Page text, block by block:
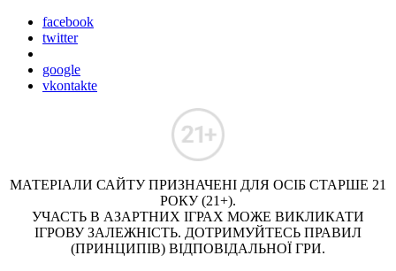
facebook
twitter
google
vkontakte
МАТЕРІАЛИ САЙТУ ПРИЗНАЧЕНІ ДЛЯ ОСІБ СТАРШЕ 21
РОКУ (21+).
УЧАСТЬ В АЗАРТНИХ ІГРАХ МОЖЕ ВИКЛИКАТИ
ІГРОВУ ЗАЛЕЖНІСТЬ. ДОТРИМУЙТЕСЬ ПРАВИЛ
(ПРИНЦИПІВ) ВІДПОВІДАЛЬНОЇ ГРИ.